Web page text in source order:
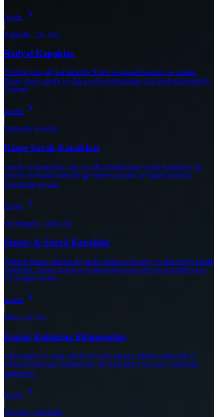
İncele
Kapasite · 50 Ton
Radyal Kapaklar
Tambur (radyal) kapaklarda 50 ton kapasiteli tasarım ve imalat.
Baraj yüzey savak ve dip savak uygulamaları için özel mühendislik
çözümü.
İncele
Otomatik Kontrol
Klape Savak Kapakları
Lastik sızdırmazlıklı, tek ve çift levhalı klape savak kapakları. Su
yüzeyi otomatik kontrolü gerektiren sulama ve taşkın koruma
projelerine uygun.
İncele
CE Belgeli · Derin Su
Stoney & Sürgü Kapaklar
Yüksek basınç farkına dayanıklı derin su Stoney ve düz sürgü kapak
sistemleri. Tünel, kanal ve baraj gövdesi dip tahliye açıklıkları için
CE belgeli üretim.
İncele
Maks. 60 Ton
Kapak Kaldırma Ekipmanları
Ağır kapak ve vana setleri için özel tasarım elektro-mekanik ve
hidrolik kaldırma ekipmanları. 60 tona kadar tek parça kaldırma
kapasitesi.
İncele
DN100 – DN2000